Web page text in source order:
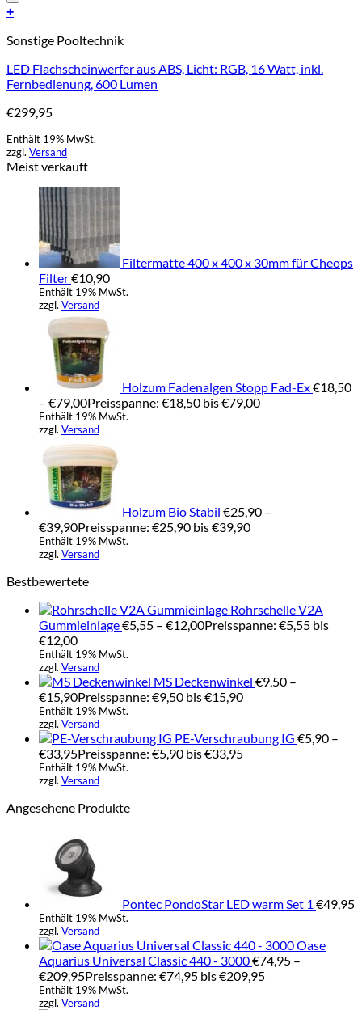
+
Sonstige Pooltechnik
LED Flachscheinwerfer aus ABS, Licht: RGB, 16 Watt, inkl.
Fernbedienung, 600 Lumen
€299,95
Enthält 19% MwSt.
zzgl. Versand
Meist verkauft
Filtermatte 400 x 400 x 30mm für Cheops
Filter€10,90
Enthält 19% MwSt.
zzgl. Versand
Holzum Fadenalgen Stopp Fad-Ex€18,50
– €79,00Preisspanne: €18,50 bis €79,00
Enthält 19% MwSt.
zzgl. Versand
Holzum Bio Stabil €25,90 –
€39,90Preisspanne: €25,90 bis €39,90
Enthält 19% MwSt.
zzgl. Versand
Bestbewertete
Rohrschelle V2A
Gummieinlage€5,55 – €12,00Preisspanne: €5,55 bis
€12,00
Enthält 19% MwSt.
zzgl. Versand
MS Deckenwinkel €9,50 –
€15,90Preisspanne: €9,50 bis €15,90
Enthält 19% MwSt.
zzgl. Versand
PE-Verschraubung IG €5,90 –
€33,95Preisspanne: €5,90 bis €33,95
Enthält 19% MwSt.
zzgl. Versand
Angesehene Produkte
Pontec PondoStar LED warm Set 1 €49,95
Enthält 19% MwSt.
zzgl. Versand
Oase
Aquarius Universal Classic 440 - 3000€74,95 –
€209,95Preisspanne: €74,95 bis €209,95
Enthält 19% MwSt.
zzgl. Versand